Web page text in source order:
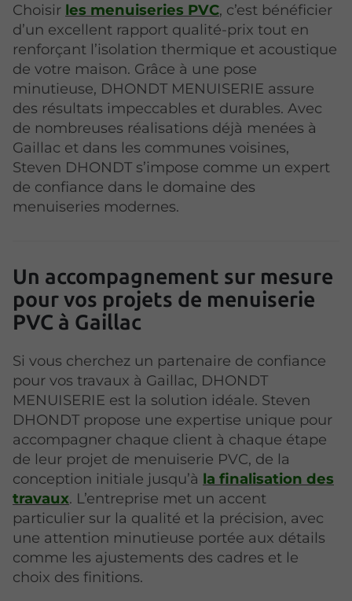
Choisir les menuiseries PVC, c’est bénéficier
d’un excellent rapport qualité-prix tout en
renforçant l’isolation thermique et acoustique
de votre maison. Grâce à une pose
minutieuse, DHONDT MENUISERIE assure
des résultats impeccables et durables. Avec
de nombreuses réalisations déjà menées à
Gaillac et dans les communes voisines,
Steven DHONDT s’impose comme un expert
de confiance dans le domaine des
menuiseries modernes.
Un accompagnement sur mesure
pour vos projets de menuiserie
PVC à Gaillac
Si vous cherchez un partenaire de confiance
pour vos travaux à Gaillac, DHONDT
MENUISERIE est la solution idéale. Steven
DHONDT propose une expertise unique pour
accompagner chaque client à chaque étape
de leur projet de menuiserie PVC, de la
conception initiale jusqu’à la finalisation des
travaux. L’entreprise met un accent
particulier sur la qualité et la précision, avec
une attention minutieuse portée aux détails
comme les ajustements des cadres et le
choix des finitions.